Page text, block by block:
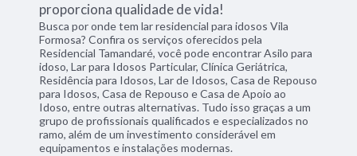
proporciona qualidade de vida!
Busca por onde tem lar residencial para idosos Vila
Formosa? Confira os serviços oferecidos pela
Residencial Tamandaré, você pode encontrar Asilo para
idoso, Lar para Idosos Particular, Clínica Geriátrica,
Residência para Idosos, Lar de Idosos, Casa de Repouso
para Idosos, Casa de Repouso e Casa de Apoio ao
Idoso, entre outras alternativas. Tudo isso graças a um
grupo de profissionais qualificados e especializados no
ramo, além de um investimento considerável em
equipamentos e instalações modernas.